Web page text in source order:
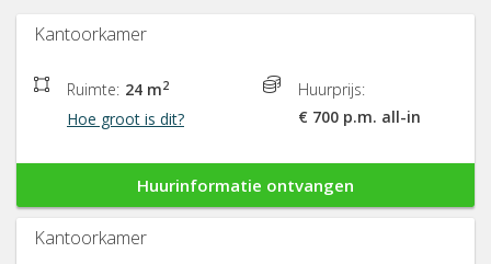
Kantoorkamer
Ruimte: 24 m2
Hoe groot is dit?
Huurprijs:
€ 700 p.m. all-in
Huurinformatie ontvangen
Kantoorkamer